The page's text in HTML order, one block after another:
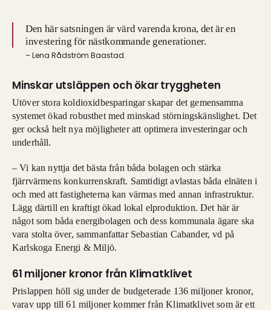
Den här satsningen är värd varenda krona, det är en
investering för nästkommande generationer.
– Lena Rådström Baastad.
Minskar utsläppen och ökar tryggheten
Utöver stora koldioxidbesparingar skapar det gemensamma
systemet ökad robusthet med minskad störningskänslighet. Det
ger också helt nya möjligheter att optimera investeringar och
underhåll.
– Vi kan nyttja det bästa från båda bolagen och stärka
fjärrvärmens konkurrenskraft. Samtidigt avlastas båda elnäten i
och med att fastigheterna kan värmas med annan infrastruktur.
Lägg därtill en kraftigt ökad lokal elproduktion. Det här är
något som båda energibolagen och dess kommunala ägare ska
vara stolta över, sammanfattar Sebastian Cabander, vd på
Karlskoga Energi & Miljö.
61 miljoner kronor från Klimatklivet
Prislappen höll sig under de budgeterade 136 miljoner kronor,
varav upp till 61 miljoner kommer från Klimatklivet som är ett